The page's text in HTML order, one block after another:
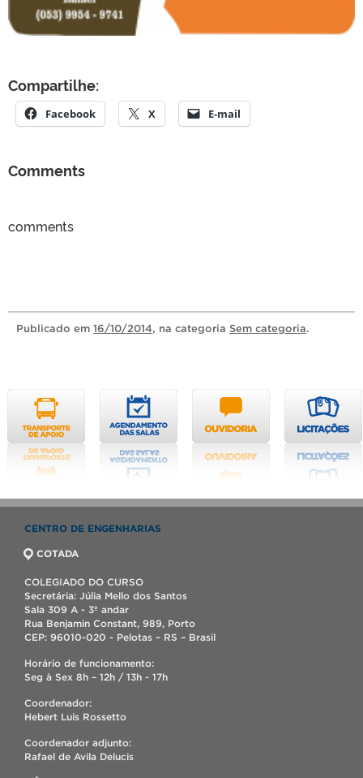
Compartilhe:
Facebook X E-mail
Comments
comments
Publicado em 16/10/2014, na categoria Sem categoria.
CENTRO DE ENGENHARIAS
COTADA
COLEGIADO DO CURSO
Secretária: Júlia Mello dos Santos
Sala 309 A - 3º andar
Rua Benjamin Constant, 989, Porto
CEP: 96010-020 - Pelotas – RS – Brasil
Horário de funcionamento:
Seg à Sex 8h – 12h / 13h - 17h
Coordenador:
Hebert Luis Rossetto
Coordenador adjunto:
Rafael de Avila Delucis